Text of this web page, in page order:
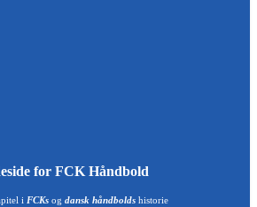
for FCK Håndbold
i FCKsog dansk håndboldshistorie